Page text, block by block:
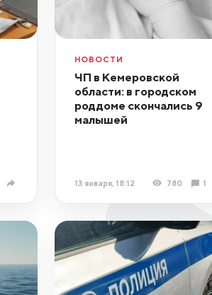
НОВОСТИ
ЧП в Кемеровской
области: в городском
роддоме скончались 9
малышей
13 января, 18:12 780 1